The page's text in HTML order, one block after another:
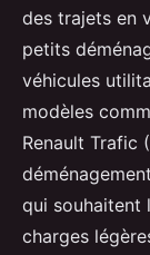
des trajets en
petits
véhicules
modèles
Renault Trafic
qui souhaitent
charges